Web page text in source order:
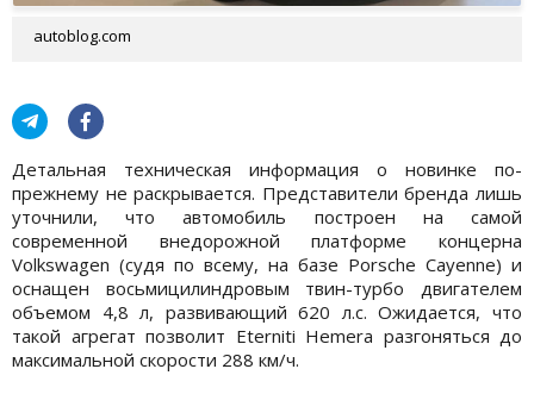
autoblog.com
Детальная техническая информация о новинке по-
прежнему не раскрывается. Представители бренда лишь
уточнили, что автомобиль построен на самой
современной внедорожной платформе концерна
Volkswagen (судя по всему, на базе Porsche Cayenne) и
оснащен восьмицилиндровым твин-турбо двигателем
объемом 4,8 л, развивающий 620 л.с. Ожидается, что
такой агрегат позволит Eterniti Hemera разгоняться до
максимальной скорости 288 км/ч.